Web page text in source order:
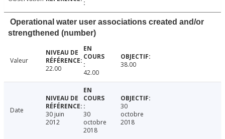
Operational water user associations created and/or
strengthened (number)
Valeur
22.00
42.00
38.00
Date
30 juin
2012
30
octobre
2018
30
octobre
2018